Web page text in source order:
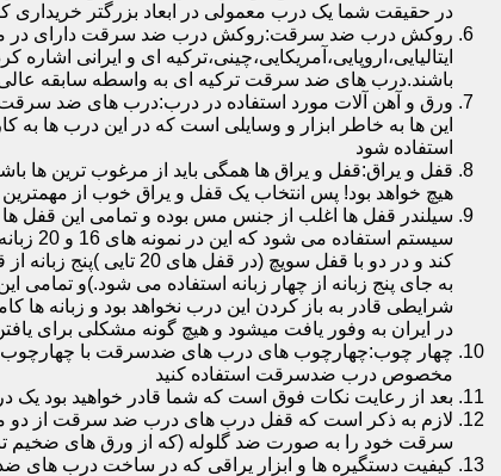
در حقیقت شما یک درب معمولی در ابعاد بزرگتر خریداری
روکش درب ضد سرقت:روکش درب ضد سرقت دارای در
ایتالیایی،اروپایی،آمریکایی،چینی،ترکیه ای و ایرانی
باشند.درب های ضد سرقت ترکیه ای به واسطه سابقه
ورق و آهن آلات مورد استفاده در درب:درب های ضد سرقت
این ها به خاطر ابزار و وسایلی است که در این درب ها
استفاده شود
قفل و یراق:قفل و یراق ها همگی باید از مرغوب ترین ها
هیچ خواهد بود! پس انتخاب یک قفل و یراق خوب از
سیلندر قفل ها اغلب از جنس مس بوده و تمامی این قفل ها
به جای پنج زبانه از چهار زبانه استفاده می شود.)و
شرایطی قادر به باز کردن این درب نخواهد بود و زبانه
در ایران به وفور یافت میشود و هیچ گونه مشکلی برای
چهار چوب:چهارچوب های درب های ضدسرقت با چهارچوب
مخصوص درب ضدسرقت استفاده کنید
بعد از رعایت نکات فوق است که شما قادر خواهید بود
لازم به ذکر است که قفل درب های درب ضد سرقت از دو مدل
سرقت خود را به صورت ضد گلوله (که از ورق های ضخیم
کیفیت دستگیره ها و ابزار یراقی که در ساخت درب